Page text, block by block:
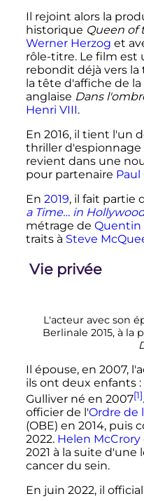
Il rejoint alors la
historique Queen of
Werner Herzog et
rôle-titre. Le film est
rebondit déjà vers la
la tête d'affiche de
anglaise Dans
Henri VIII.
En 2016, il tient l'un
thriller d'espionnage
revient dans une
pour partenaire
En 2019, il fait partie
a Time… in
métrage de Quentin
traits à Steve
Vie privée
L'acteur avec son
Berlinale 2015, à la
Il épouse, en 2007,
ils ont deux enfants
Gulliver né en 2007[1]
officier de l'Ordre de
(OBE) en 2014, puis
2022. Helen McCrory
2021 à la suite d'une
cancer du sein.
En juin 2022, il